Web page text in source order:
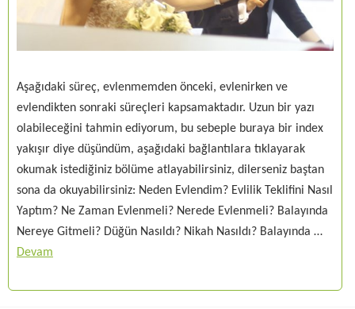
Aşağıdaki süreç, evlenmemden önceki, evlenirken ve
evlendikten sonraki süreçleri kapsamaktadır. Uzun bir yazı
olabileceğini tahmin ediyorum, bu sebeple buraya bir index
yakışır diye düşündüm, aşağıdaki bağlantılara tıklayarak
okumak istediğiniz bölüme atlayabilirsiniz, dilerseniz baştan
sona da okuyabilirsiniz: Neden Evlendim? Evlilik Teklifini Nasıl
Yaptım? Ne Zaman Evlenmeli? Nerede Evlenmeli? Balayında
Nereye Gitmeli? Düğün Nasıldı? Nikah Nasıldı? Balayında …
Devam